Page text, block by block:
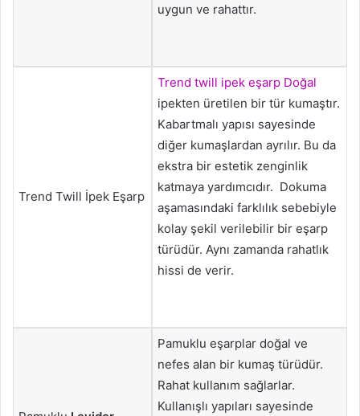
uygun ve rahattır.
Trend Twill İpek Eşarp
Trend twill ipek eşarp Doğal
ipekten üretilen bir tür kumaştır.
Kabartmalı yapısı sayesinde
diğer kumaşlardan ayrılır. Bu da
ekstra bir estetik zenginlik
katmaya yardımcıdır. Dokuma
aşamasındaki farklılık sebebiyle
kolay şekil verilebilir bir eşarp
türüdür. Aynı zamanda rahatlık
hissi de verir.
Pamuklu eşarplar doğal ve
nefes alan bir kumaş türüdür.
Rahat kullanım sağlarlar.
Kullanışlı yapıları sayesinde